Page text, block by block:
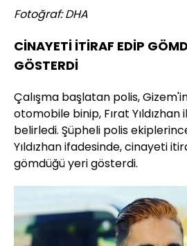
Fotoğraf: DHA
CİNAYETİ İTİRAF EDİP
GÖSTERDİ
Çalışma başlatan polis,
otomobile binip, Fırat Yıldızhan
belirledi. Şüpheli polis
Yıldızhan ifadesinde, cinayeti
gömdüğü yeri gösterdi.